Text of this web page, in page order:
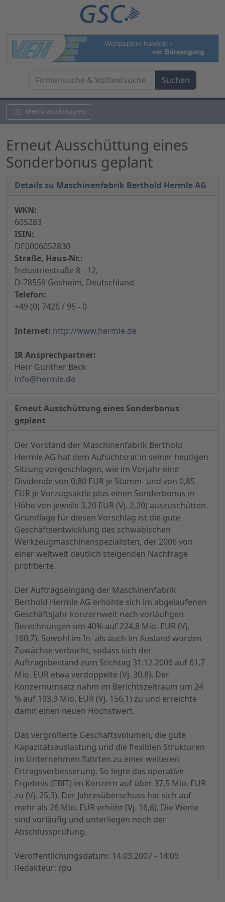
Menü ausklappen
Erneut Ausschüttung eines
Sonderbonus geplant
Details zu Maschinenfabrik Berthold Hermle AG
WKN:
605283
ISIN:
DE0006052830
Straße, Haus-Nr.:
Industriestraße 8 - 12,
D-78559 Gosheim, Deutschland
Telefon:
+49 (0) 7426 / 95 - 0
Internet: http://www.hermle.de
IR Ansprechpartner:
Herr Günther Beck
info@hermle.de
Erneut Ausschüttung eines Sonderbonus
geplant
Der Vorstand der Maschinenfabrik Berthold
Hermle AG hat dem Aufsichtsrat in seiner heutigen
Sitzung vorgeschlagen, wie im Vorjahr eine
Dividende von 0,80 EUR je Stamm- und von 0,85
EUR je Vorzugsaktie plus einen Sonderbonus in
Höhe von jeweils 3,20 EUR (Vj. 2,20) auszuschütten.
Grundlage für diesen Vorschlag ist die gute
Geschäftsentwicklung des schwäbischen
Werkzeugmaschinenspezialisten, der 2006 von
einer weltweit deutlich steigenden Nachfrage
profitierte.
Der Auftragseingang der Maschinenfabrik
Berthold Hermle AG erhöhte sich im abgelaufenen
Geschäftsjahr konzernweit nach vorläufigen
Berechnungen um 40% auf 224,8 Mio. EUR (Vj.
160,7). Sowohl im In- als auch im Ausland wurden
Zuwächse verbucht, sodass sich der
Auftragsbestand zum Stichtag 31.12.2006 auf 61,7
Mio. EUR etwa verdoppelte (Vj. 30,8). Der
Konzernumsatz nahm im Berichtszeitraum um 24
% auf 193,9 Mio. EUR (Vj. 156,1) zu und erreichte
damit einen neuen Höchstwert.
Das vergrößerte Geschäftsvolumen, die gute
Kapazitätsauslastung und die flexiblen Strukturen
im Unternehmen führten zu einer weiteren
Ertragsverbesserung. So legte das operative
Ergebnis (EBIT) im Konzern auf über 37,5 Mio. EUR
zu (Vj. 25,3). Der Jahresüberschuss hat sich auf
mehr als 26 Mio. EUR erhöht (Vj. 16,6). Die Werte
sind vorläufig und unterliegen noch der
Abschlussprüfung.
Veröffentlichungsdatum: 14.03.2007 - 14:09
Redakteur: rpu